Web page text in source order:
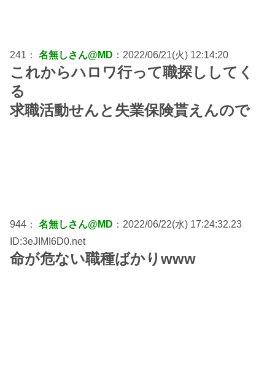
241： 名無しさん@MD ：2022/06/21(火) 12:14:20
これからハロワ行って職探ししてく
る
求職活動せんと失業保険貰えんので
944： 名無しさん@MD ：2022/06/22(水) 17:24:32.23
ID:3eJIMI6D0.net
命が危ない職種ばかりwww